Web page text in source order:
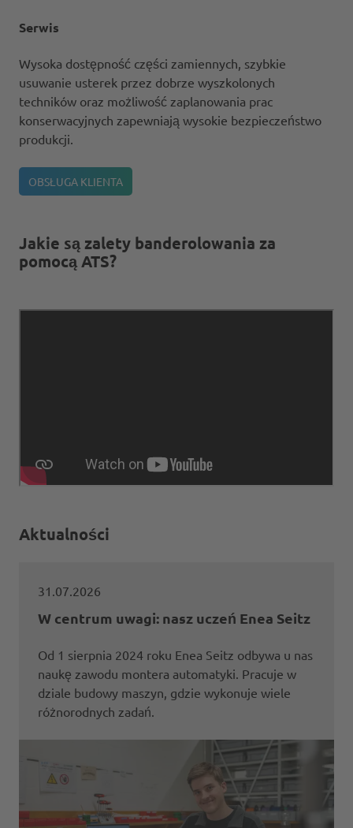
Serwis
Wysoka dostępność części zamiennych, szybkie
usuwanie usterek przez dobrze wyszkolonych
techników oraz możliwość zaplanowania prac
konserwacyjnych zapewniają wysokie bezpieczeństwo
produkcji.
OBSŁUGA KLIENTA
Jakie są zalety banderolowania za
pomocą ATS?
Aktualności
31.07.2026
W centrum uwagi: nasz uczeń Enea Seitz
Od 1 sierpnia 2024 roku Enea Seitz odbywa u nas
naukę zawodu montera automatyki. Pracuje w
dziale budowy maszyn, gdzie wykonuje wiele
różnorodnych zadań.